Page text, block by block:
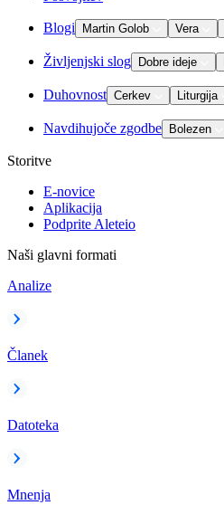
Blogi Martin Golob Vera
Življenjski slog Dobre ideje
Duhovnost Cerkev Liturgija
Navdihujoče zgodbe Bolezen
Storitve
E-novice
Aplikacija
Podprite Aleteio
Naši glavni formati
Analize
Članek
Datoteka
Mnenja